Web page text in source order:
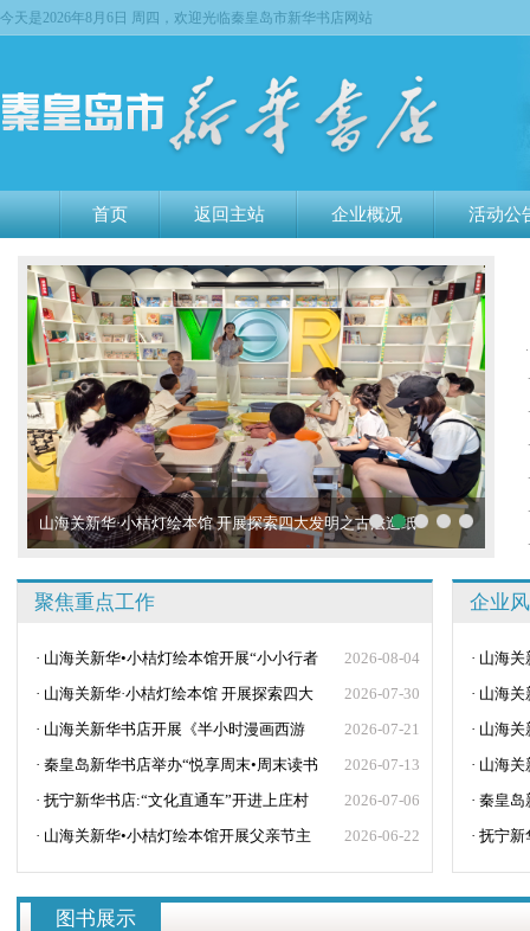
今天是2026年8月6日 周四，欢迎光临秦皇岛市新华书店网站
首页 返回主站 企业概况 活动公
山海关新华·小桔灯绘本馆 开展探索四大发明之古法造纸
聚焦重点工作
· 山海关新华•小桔灯绘本馆开展“小小行者
读红书，服务他人我先行”主题活动
2026-08-04
· 山海关新华·小桔灯绘本馆 开展探索四大
发明之古法造纸
2026-07-30
· 山海关新华书店开展《半小时漫画西游
记》知识竞赛活动
2026-07-21
· 秦皇岛新华书店举办“悦享周末•周末读书
分享会”活动
2026-07-13
· 抚宁新华书店:“文化直通车”开进上庄村
2026-07-06
· 山海关新华•小桔灯绘本馆开展父亲节主
题绘本活动
2026-06-22
企业
· 山海
读红书
· 山海
发明之
· 山海
记》知
· 山海
工具”主
· 秦皇
分享会”
· 抚宁
图书展示